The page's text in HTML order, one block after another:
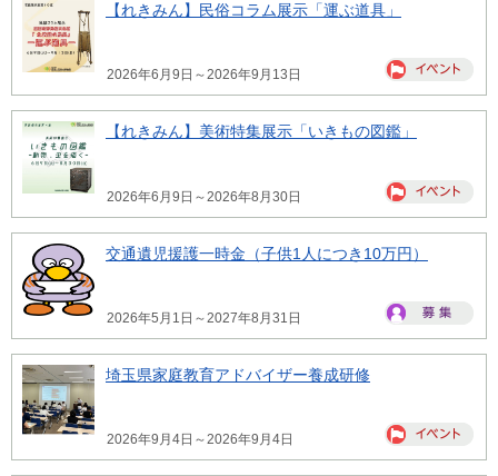
【れきみん】民俗コラム展示「運ぶ道具」
2026年6月9日～2026年9月13日
【れきみん】美術特集展示「いきもの図鑑」
2026年6月9日～2026年8月30日
交通遺児援護一時金（子供1人につき10万円）
2026年5月1日～2027年8月31日
埼玉県家庭教育アドバイザー養成研修
2026年9月4日～2026年9月4日